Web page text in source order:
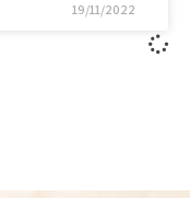
19/11/2022